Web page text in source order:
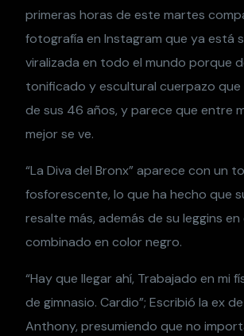
primeras horas de este martes
fotografía en Instagram que ya está
viralizada en todo el mundo porque
tonificado y escultural cuerpazo que
de sus 46 años, y parece que entre
mejor se ve.
“La Diva del Bronx” aparece con un
fosforescente, lo que ha hecho que
resalte más, además de su leggins
combinado en color negro.
“Hay que llegar ahí, Trabajado en mi
de gimnasio. Cardio”; Escribió la ex
Anthony, presumiendo que no